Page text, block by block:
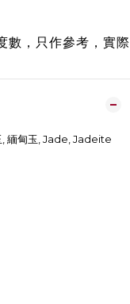
數，只作參考，實際